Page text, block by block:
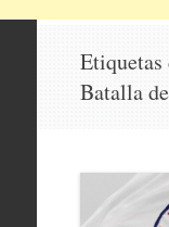
Etiquetas
Batalla